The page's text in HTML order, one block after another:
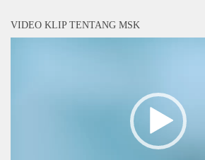
VIDEO KLIP TENTANG MSK